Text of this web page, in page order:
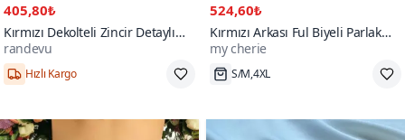
405,80₺
Kırmızı Dekolteli Zincir Detaylı
Babydoll
randevu
Hızlı Kargo
524,60₺
Kırmızı Arkası Ful Biyeli Parlak
Deri Görünümlü Elbise
my cherie
700+
S/M,4XL